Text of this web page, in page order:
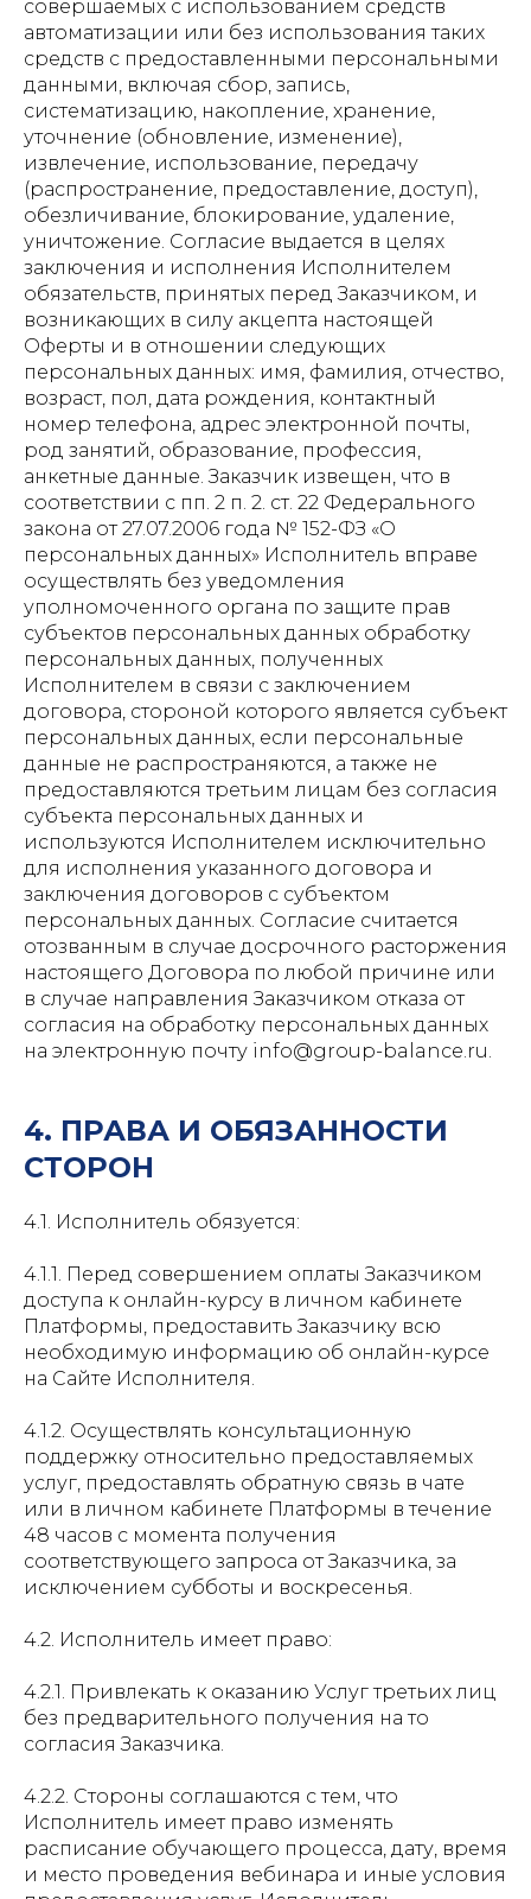
совершаемых с использованием средств
автоматизации или без использования таких
средств с предоставленными персональными
данными, включая сбор, запись,
систематизацию, накопление, хранение,
уточнение (обновление, изменение),
извлечение, использование, передачу
(распространение, предоставление, доступ),
обезличивание, блокирование, удаление,
уничтожение. Согласие выдается в целях
заключения и исполнения Исполнителем
обязательств, принятых перед Заказчиком, и
возникающих в силу акцепта настоящей
Оферты и в отношении следующих
персональных данных: имя, фамилия, отчество,
возраст, пол, дата рождения, контактный
номер телефона, адрес электронной почты,
род занятий, образование, профессия,
анкетные данные. Заказчик извещен, что в
соответствии с пп. 2 п. 2. ст. 22 Федерального
закона от 27.07.2006 года № 152-ФЗ «О
персональных данных» Исполнитель вправе
осуществлять без уведомления
уполномоченного органа по защите прав
субъектов персональных данных обработку
персональных данных, полученных
Исполнителем в связи с заключением
договора, стороной которого является субъект
персональных данных, если персональные
данные не распространяются, а также не
предоставляются третьим лицам без согласия
субъекта персональных данных и
используются Исполнителем исключительно
для исполнения указанного договора и
заключения договоров с субъектом
персональных данных. Согласие считается
отозванным в случае досрочного расторжения
настоящего Договора по любой причине или
в случае направления Заказчиком отказа от
согласия на обработку персональных данных
на электронную почту info@group-balance.ru.
4. ПРАВА И ОБЯЗАННОСТИ
СТОРОН
4.1. Исполнитель обязуется:
4.1.1. Перед совершением оплаты Заказчиком
доступа к онлайн-курсу в личном кабинете
Платформы, предоставить Заказчику всю
необходимую информацию об онлайн-курсе
на Сайте Исполнителя.
4.1.2. Осуществлять консультационную
поддержку относительно предоставляемых
услуг, предоставлять обратную связь в чате
или в личном кабинете Платформы в течение
48 часов с момента получения
соответствующего запроса от Заказчика, за
исключением субботы и воскресенья.
4.2. Исполнитель имеет право:
4.2.1. Привлекать к оказанию Услуг третьих лиц
без предварительного получения на то
согласия Заказчика.
4.2.2. Стороны соглашаются с тем, что
Исполнитель имеет право изменять
расписание обучающего процесса, дату, время
и место проведения вебинара и иные условия